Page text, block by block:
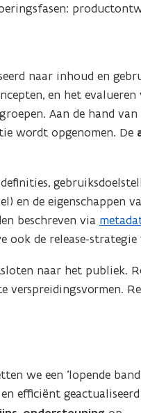
naar inhoud en
en het
Aan de hand
wordt opgenomen. De
en de eigenschappen
beschreven via
ook de release-strategie
naar het publiek.
verspreidingsvormen.
we een ‘lopende
efficiënt